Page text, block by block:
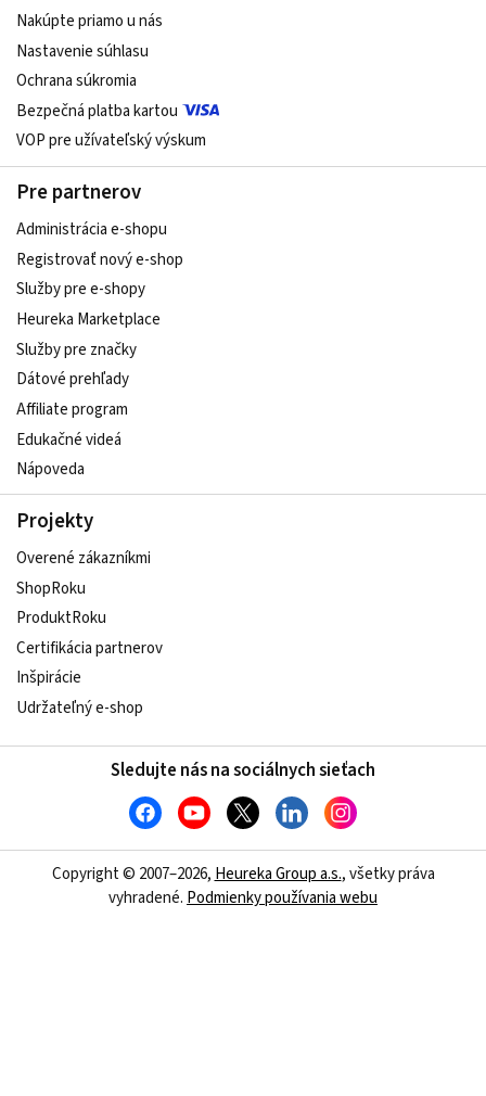
Nakúpte priamo u nás
Nastavenie súhlasu
Ochrana súkromia
Bezpečná platba kartou
VOP pre užívateľský výskum
Pre partnerov
Administrácia e-shopu
Registrovať nový e-shop
Služby pre e‑shopy
Heureka Marketplace
Služby pre značky
Dátové prehľady
Affiliate program
Edukačné videá
Nápoveda
Projekty
Overené zákazníkmi
ShopRoku
ProduktRoku
Certifikácia partnerov
Inšpirácie
Udržateľný e-shop
Sledujte nás na sociálnych sieťach
Copyright © 2007–2026, Heureka Group a.s., všetky práva
vyhradené. Podmienky používania webu